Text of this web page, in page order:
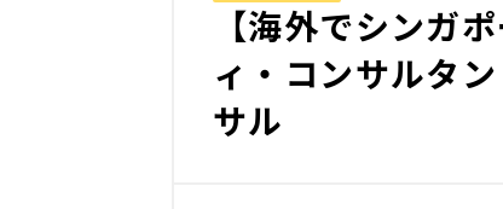
【海外でシンガ
ィ・コンサルタ
サル